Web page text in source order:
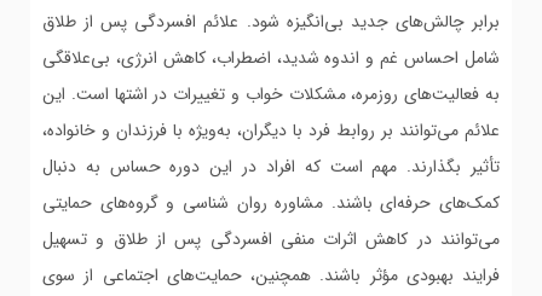
برابر چالش‌های جدید بی‌انگیزه شود. علائم افسردگی پس از طلاق
شامل احساس غم و اندوه شدید، اضطراب، کاهش انرژی، بی‌علاقگی
به فعالیت‌های روزمره، مشکلات خواب و تغییرات در اشتها است. این
علائم می‌توانند بر روابط فرد با دیگران، به‌ویژه با فرزندان و خانواده،
تأثیر بگذارند. مهم است که افراد در این دوره حساس به دنبال
کمک‌های حرفه‌ای باشند. مشاوره روان شناسی و گروه‌های حمایتی
می‌توانند در کاهش اثرات منفی افسردگی پس از طلاق و تسهیل
فرایند بهبودی مؤثر باشند. همچنین، حمایت‌های اجتماعی از سوی